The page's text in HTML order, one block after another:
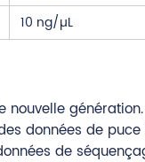
10 ng/µL
données de
de